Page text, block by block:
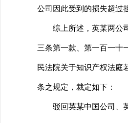
公司因此受到的损失超过
综上所述，英某两公司
三条第一款、第一百一十
民法院关于知识产权法庭
条之规定，裁定如下：
驳回英某中国公司、英